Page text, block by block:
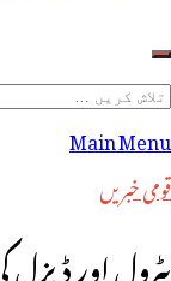
تلاش
کریں
برائے:
Main Menu
قومی خبریں